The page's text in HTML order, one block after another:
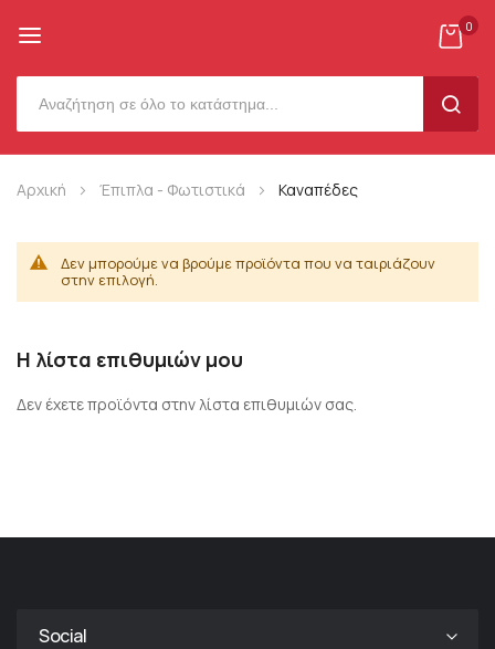
0
στο
Αρχική Έπιπλα - Φωτιστικά Καναπέδες
Δεν μπορούμε να βρούμε προϊόντα που να ταιριάζουν
στην επιλογή.
Η λίστα επιθυμιών μου
Δεν έχετε προϊόντα στην λίστα επιθυμιών σας.
Social